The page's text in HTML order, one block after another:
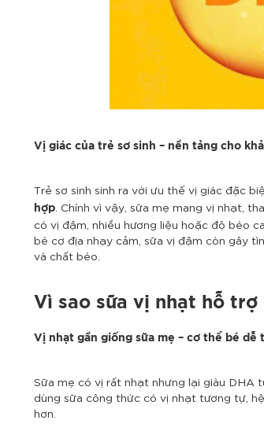
Vị giác của trẻ sơ sinh – nền tảng cho
Trẻ sơ sinh sinh ra với ưu thế vị giác đặc
hợp . Chính vì vậy, sữa mẹ mang vị nhạt,
có vị đậm, nhiều hương liệu hoặc độ béo
bé cơ địa nhạy cảm, sữa vị đậm còn gây
và chất béo.
Vì sao sữa vị nhạt hỗ
Vị nhạt gần giống sữa mẹ – cơ thể bé dễ
Sữa mẹ có vị rất nhạt nhưng lại giàu DHA
dùng sữa công thức có vị nhạt tương tự,
hơn.